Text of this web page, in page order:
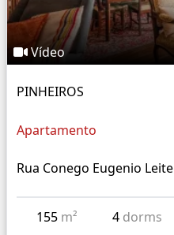
Vídeo
PINHEIROS
Apartamento
Rua Conego Eugenio Leite
155 m² 4 dorms